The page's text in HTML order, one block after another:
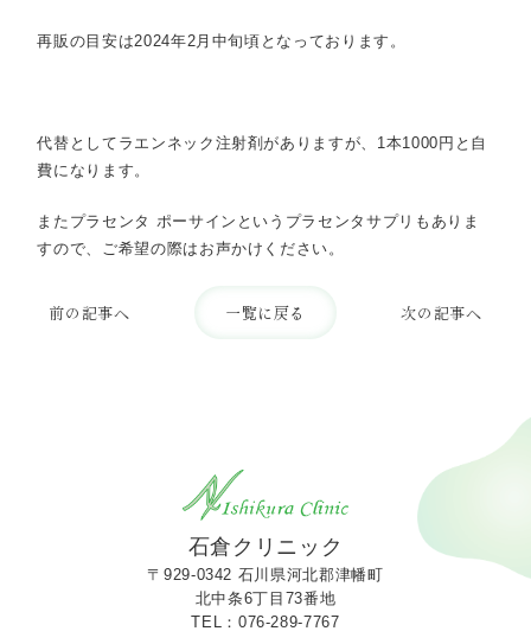
再販の目安は2024年2月中旬頃となっております。
代替としてラエンネック注射剤がありますが、1本1000円と自
費になります。
またプラセンタ ポーサインというプラセンタサプリもありま
すので、ご希望の際はお声かけください。
前の記事へ 一覧に戻る 次の記事へ
石倉クリニック
〒929-0342 石川県河北郡津幡町
北中条6丁目73番地
TEL：076-289-7767